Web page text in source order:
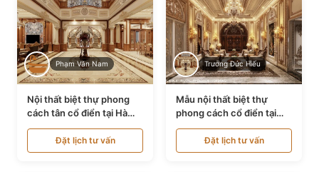
Phạm Văn Nam
Nội thất biệt thự phong
cách tân cổ điển tại Hà
Nội NT24405
Đặt lịch tư vấn
Trương Đức Hiếu
Mẫu nội thất biệt thự
phong cách cổ điển tại
Bình Dương NT24532
Đặt lịch tư vấn